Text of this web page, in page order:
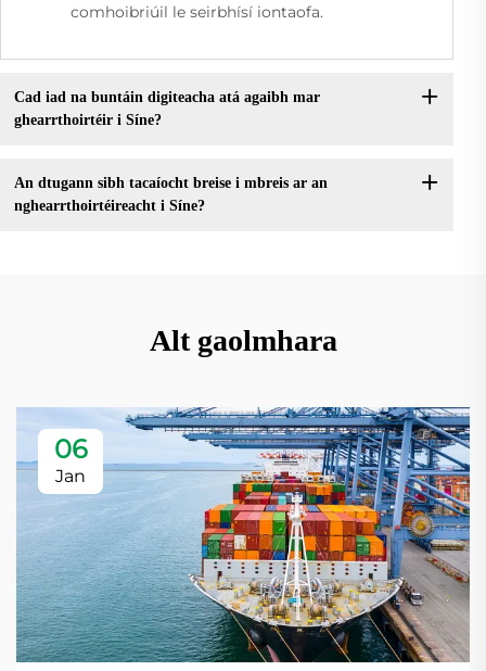
comhoibriúil le seirbhísí iontaofa.
Cad iad na buntáin digiteacha atá agaibh mar
ghearrthoirtéir i Síne?
An dtugann sibh tacaíocht breise i mbreis ar an
nghearrthoirtéireacht i Síne?
Alt gaolmhara
06
Jan